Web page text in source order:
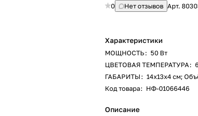
0 Нет отзывов Арт.
Характеристики
МОЩНОСТЬ: 50 Вт
ЦВЕТОВАЯ ТЕМПЕРАТУРА:
ГАБАРИТЫ: 14х13х4 см;
Код товара: НФ-01066446
Описание